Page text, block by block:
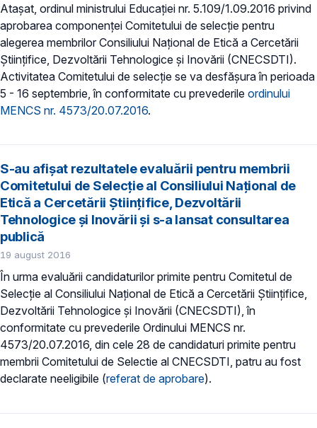
Ataşat, ordinul ministrului Educaţiei nr. 5.109/1.09.2016 privind
aprobarea componenței Comitetului de selecție pentru
alegerea membrilor Consiliului Național de Etică a Cercetării
Științifice, Dezvoltării Tehnologice şi Inovării (CNECSDTI).
Activitatea Comitetului de selecţie se va desfăşura în perioada
5 - 16 septembrie, în conformitate cu prevederile ordinului
MENCS nr. 4573/20.07.2016.
S-au afişat rezultatele evaluării pentru membrii
Comitetului de Selecţie al Consiliului Național de
Etică a Cercetării Științifice, Dezvoltării
Tehnologice și Inovării şi s-a lansat consultarea
publică
19 august 2016
În urma evaluării candidaturilor primite pentru Comitetul de
Selecție al Consiliului Național de Etică a Cercetării Științifice,
Dezvoltării Tehnologice și Inovării (CNECSDTI), în
conformitate cu prevederile Ordinului MENCS nr.
4573/20.07.2016, din cele 28 de candidaturi primite pentru
membrii Comitetului de Selectie al CNECSDTI, patru au fost
declarate neeligibile (referat de aprobare).